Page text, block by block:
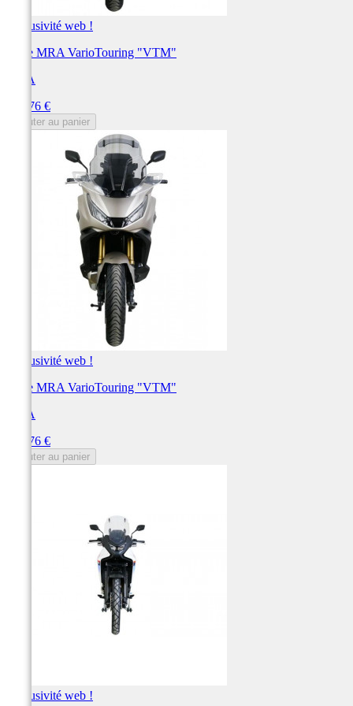
Exclusivité web !
Bulle MRA VarioTouring "VTM"
MRA
191,76 €
Ajouter au panier
Exclusivité web !
Bulle MRA VarioTouring "VTM"
MRA
191,76 €
Ajouter au panier
Exclusivité web !